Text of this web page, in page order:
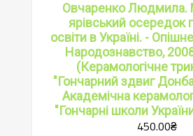
Овчаренко Людмила.
ярівський осередок
освіти в Україні. -
Народознавство,
(Керамологічне
"Гончарний здвиг
Академічна
"Гончарні школи
450.00₴